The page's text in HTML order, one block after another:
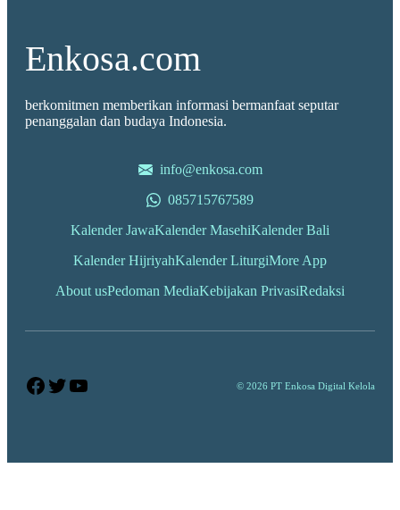
Enkosa.com
berkomitmen memberikan informasi bermanfaat seputar
penanggalan dan budaya Indonesia.
info@enkosa.com
085715767589
Kalender JawaKalender MasehiKalender Bali
Kalender HijriyahKalender LiturgiMore App
About usPedoman MediaKebijakan PrivasiRedaksi
Facebook
Twitter
YouTube © 2026 PT Enkosa Digital Kelola